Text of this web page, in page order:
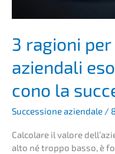
3 ragio­ni
aziend­a­li
co­no la
Succes­sio­ne aziend­a­le /
Calco­la­re il valore
alto né troppo basso, è